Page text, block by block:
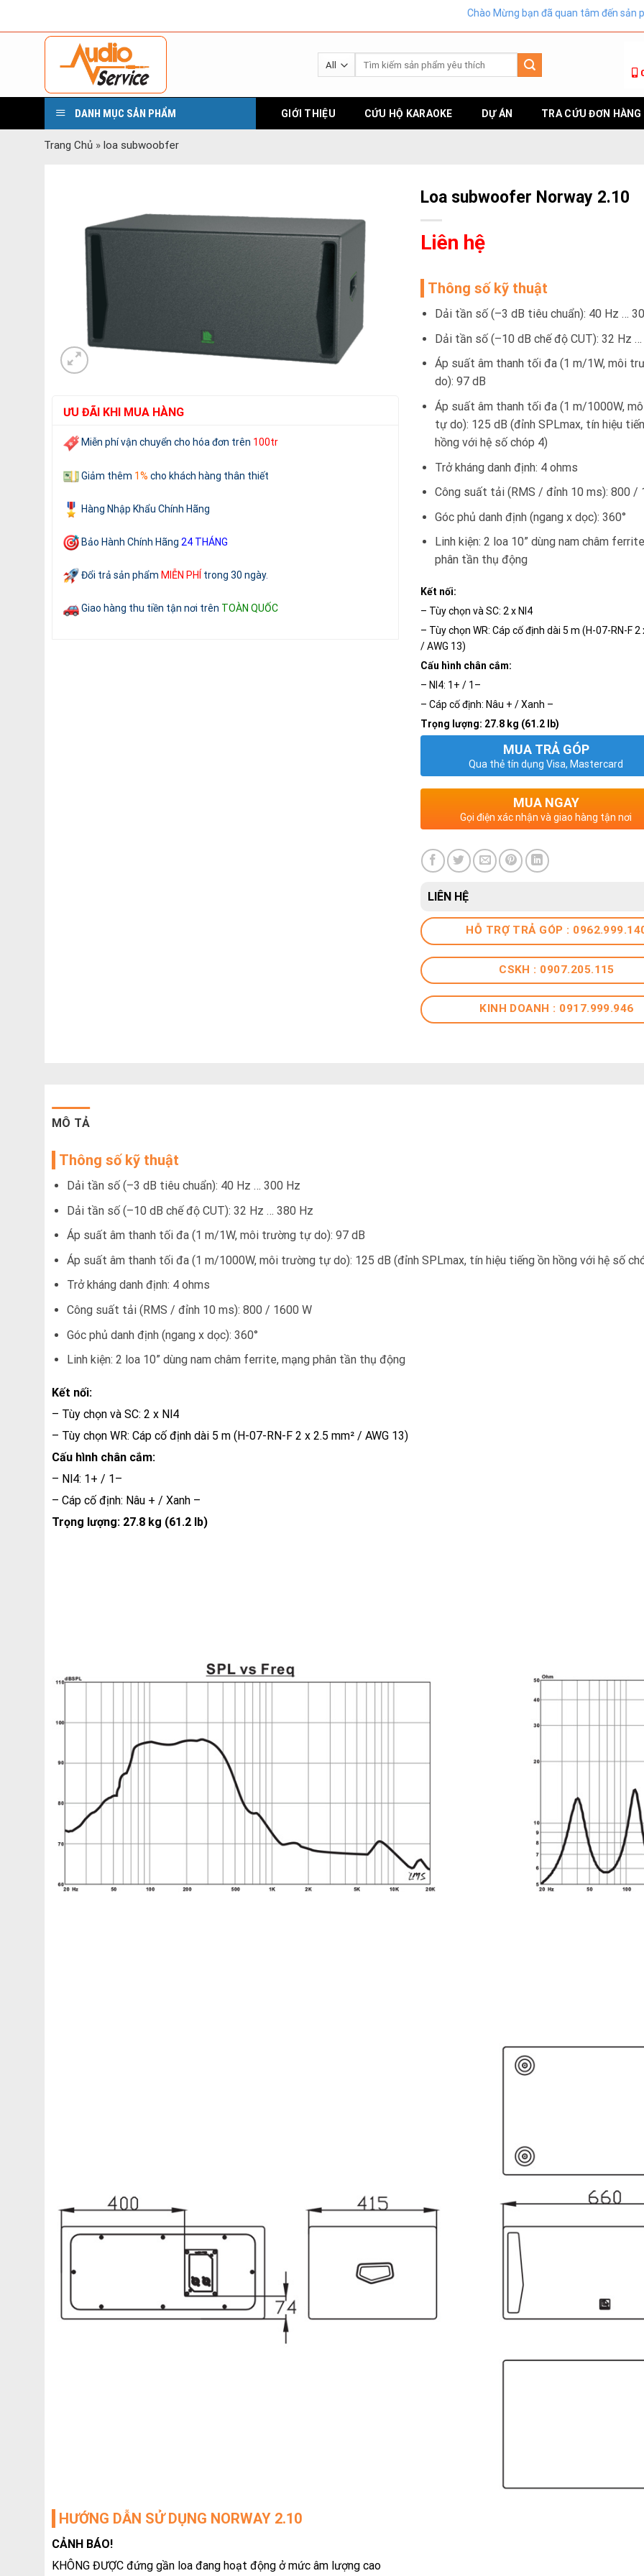
Chào Mừng bạn đã quan tâm đến sản phẩm Âm
DANH MỤC SẢN PHẨM GIỚI THIỆU CỨU HỘ KARAOKE DỰ ÁN TRA CỨU ĐƠN HÀNG
Trang Chủ» loa subwoobfer
ƯU ĐÃI KHI MUA HÀNG
Miễn phí vận chuyển cho hóa đơn trên 100tr
Giảm thêm 1% cho khách hàng thân thiết
Hàng Nhập Khẩu Chính Hãng
Bảo Hành Chính Hãng 24 THÁNG
Đổi trả sản phẩm MIỄN PHÍ trong 30 ngày.
Giao hàng thu tiền tận nơi trên TOÀN QUỐC
Loa subwoofer Norway 2.10
Liên hệ
Thông số kỹ thuật
Dải tần số (–3 dB tiêu chuẩn): 40 Hz …
Dải tần số (–10 dB chế độ CUT): 32 Hz
Áp suất âm thanh tối đa (1 m/1W, môi
do): 97 dB
Áp suất âm thanh tối đa (1 m/1000W,
tự do): 125 dB (đỉnh SPLmax, tín hiệu
hồng với hệ số chóp 4)
Trở kháng danh định: 4 ohms
Công suất tải (RMS / đỉnh 10 ms): 800 /
Góc phủ danh định (ngang x dọc): 360°
Linh kiện: 2 loa 10” dùng nam châm
phân tần thụ động
Kết nối:
– Tùy chọn và SC: 2 x Nl4
– Tùy chọn WR: Cáp cố định dài 5 m (H-07-RN-F 2
/ AWG 13)
Cấu hình chân cắm:
– Nl4: 1+ / 1–
– Cáp cố định: Nâu + / Xanh –
Trọng lượng: 27.8 kg (61.2 lb)
MUA TRẢ GÓP
Qua thẻ tín dụng Visa, Mastercard
MUA NGAY
Gọi điện xác nhận và giao hàng tận nơi
LIÊN HỆ
HỖ TRỢ TRẢ GÓP :
CSKH : 0907.205.115
KINH DOANH : 0917.999.946
MÔ TẢ
Thông số kỹ thuật
Dải tần số (–3 dB tiêu chuẩn): 40 Hz … 300 Hz
Dải tần số (–10 dB chế độ CUT): 32 Hz … 380 Hz
Áp suất âm thanh tối đa (1 m/1W, môi trường tự do): 97 dB
Áp suất âm thanh tối đa (1 m/1000W, môi trường tự do): 125 dB (đỉnh SPLmax, tín hiệu tiếng ồn hồng với hệ số
Trở kháng danh định: 4 ohms
Công suất tải (RMS / đỉnh 10 ms): 800 / 1600 W
Góc phủ danh định (ngang x dọc): 360°
Linh kiện: 2 loa 10” dùng nam châm ferrite, mạng phân tần thụ động
Kết nối:
– Tùy chọn và SC: 2 x Nl4
– Tùy chọn WR: Cáp cố định dài 5 m (H-07-RN-F 2 x 2.5 mm² / AWG 13)
Cấu hình chân cắm:
– Nl4: 1+ / 1–
– Cáp cố định: Nâu + / Xanh –
Trọng lượng: 27.8 kg (61.2 lb)
HƯỚNG DẪN SỬ DỤNG NORWAY 2.10
CẢNH BÁO!
KHÔNG ĐƯỢC đứng gần loa đang hoạt động ở mức âm lượng cao